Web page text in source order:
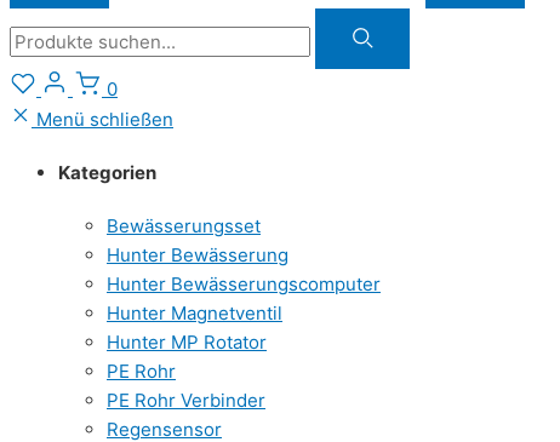
Suche
0
Menü schließen
Kategorien
Bewässerungsset
Hunter Bewässerung
Hunter Bewässerungscomputer
Hunter Magnetventil
Hunter MP Rotator
PE Rohr
PE Rohr Verbinder
Regensensor